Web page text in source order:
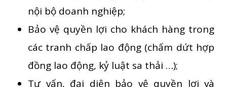
nội bộ doanh nghiệp;
Bảo vệ quyền lợi cho khách hàng trong
các tranh chấp lao động (chấm dứt hợp
đồng lao động, kỷ luật sa thải …);
Tư vấn, đại diện bảo vệ quyền lợi và